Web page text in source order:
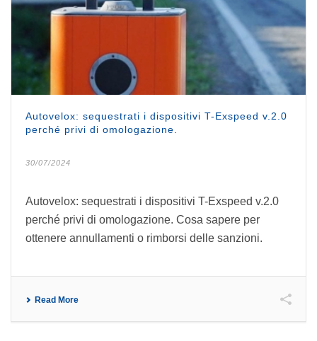
Autovelox: sequestrati i dispositivi T-Exspeed v.2.0
perché privi di omologazione.
30/07/2024
Autovelox: sequestrati i dispositivi T-Exspeed v.2.0
perché privi di omologazione. Cosa sapere per
ottenere annullamenti o rimborsi delle sanzioni.
Read More